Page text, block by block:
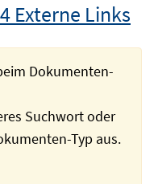
4 Externe Links
Dokumenten-
Suchwort oder
Typ aus.